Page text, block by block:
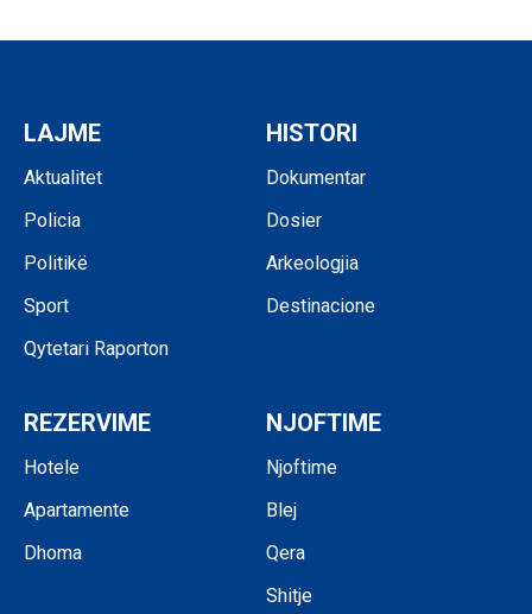
LAJME
Aktualitet
Policia
Politikë
Sport
Qytetari Raporton
HISTORI
Dokumentar
Dosier
Arkeologjia
Destinacione
REZERVIME
Hotele
Apartamente
Dhoma
NJOFTIME
Njoftime
Blej
Qera
Shitje